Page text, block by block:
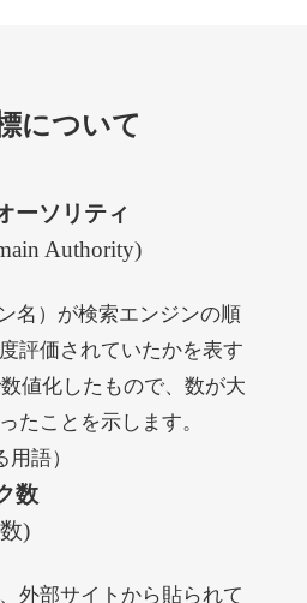
詳細を見る
430 ドメイン年齢
詳細を見る
393
について
ーソリティ
Authority)
名）が検索エンジンの順
評価されていたかを表す
値化したもので、数が大
たことを示します。
用語）
数
)
外部サイトから貼られて